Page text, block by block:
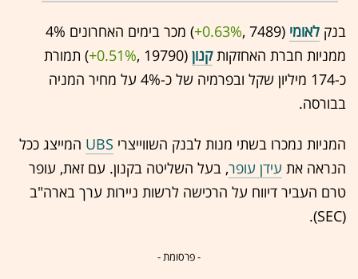
בנק לאומי (7489 ,‎
+0.63%
‏) מכר בימים האחרונים 4%
ממניות חברת האחזקותקנון (19790 ,‎
+0.51%‏) תמורת
כ-174 מיליון שקל ובפרמיה של כ-4% על מחיר המניה
בבורסה.
המניות נמכרו בשתי מנות לבנק השווייצרי UBS המייצג ככל
הנראה את עידן עופר, בעל השליטה בקנון. עם זאת, עופר
טרם העביר דיווח על הרכישה לרשות ניירות ערך בארה"ב
(SEC).
- פרסומת -